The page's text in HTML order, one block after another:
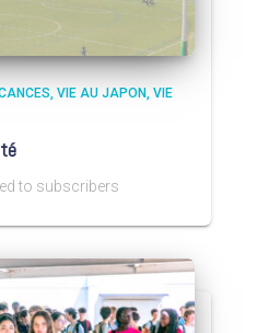
VIE AU JAPON VIE
to subscribers